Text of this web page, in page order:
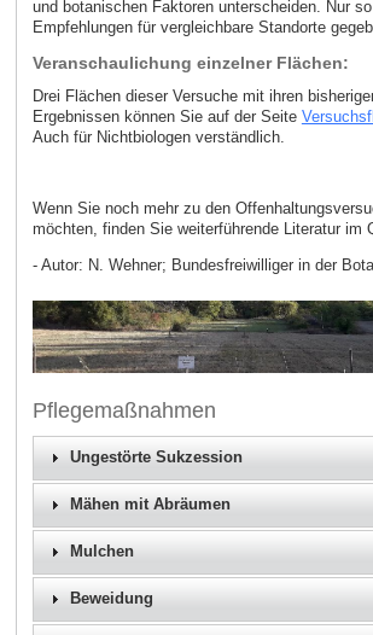
und botanischen Faktoren unterscheiden. Nur
Empfehlungen für vergleichbare Standorte
Veranschaulichung einzelner Flächen:
Drei Flächen dieser Versuche mit ihren
Ergebnissen können Sie auf der Seite
Auch für Nichtbiologen verständlich.
Wenn Sie noch mehr zu den
möchten, finden Sie weiterführende Literatur im
- Autor: N. Wehner; Bundesfreiwilliger in der
Pflegemaßnahmen
Ungestörte Sukzession
Mähen mit Abräumen
Mulchen
Beweidung